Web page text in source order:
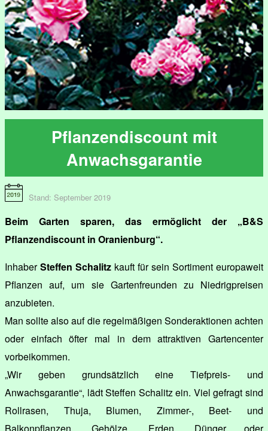
Pflanzendiscount mit
Anwachsgarantie
Stand: September 2019
Beim Garten sparen, das ermöglicht der „B&S
Pflanzendiscount in Oranienburg“.
InhaberSteffen Schalitz kauft für sein Sortiment europaweit
Pflanzen auf, um sie Gartenfreunden zu Niedrigpreisen
anzubieten.
Man sollte also auf die regelmäßigen Sonderaktionen achten
oder einfach öfter mal in dem attraktiven Gartencenter
vorbeikommen.
„Wir geben grundsätzlich eine Tiefpreis- und
Anwachsgarantie“, lädt Steffen Schalitz ein. Viel gefragt sind
Rollrasen, Thuja, Blumen, Zimmer-, Beet- und
Balkonpflanzen, Gehölze, Erden, Dünger oder